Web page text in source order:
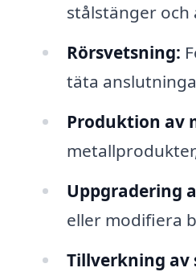
stålstänger
Rörsvetsning:
täta
Produktion av
Uppgradering
eller modifiera
Tillverkning av